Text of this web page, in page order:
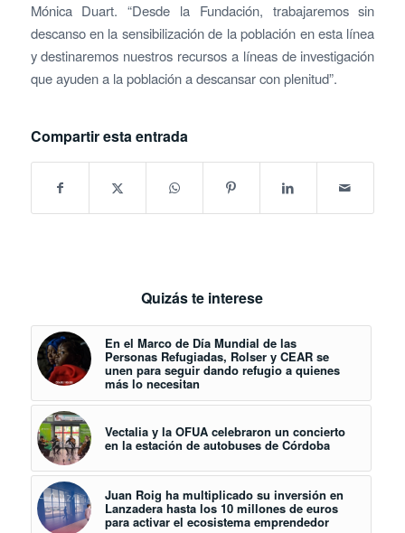
Mónica Duart. “Desde la Fundación, trabajaremos sin
descanso en la sensibilización de la población en esta línea
y destinaremos nuestros recursos a líneas de investigación
que ayuden a la población a descansar con plenitud”.
Compartir esta entrada
Quizás te interese
En el Marco de Día Mundial de las
Personas Refugiadas, Rolser y CEAR se
unen para seguir dando refugio a quienes
más lo necesitan
Vectalia y la OFUA celebraron un concierto
en la estación de autobuses de Córdoba
Juan Roig ha multiplicado su inversión en
Lanzadera hasta los 10 millones de euros
para activar el ecosistema emprendedor